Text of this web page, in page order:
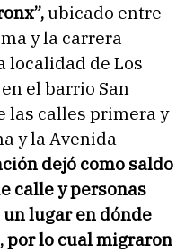
ubicado entre
y la carrera
localidad de Los
en el barrio San
las calles primera y
y la Avenida
dejó como saldo
calle y personas
lugar en dónde
por lo cual migraron